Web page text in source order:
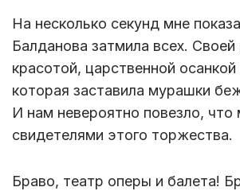
На несколько секунд мне
Балданова затмила всех. Своей
красотой, царственной осанкой
которая заставила мурашки
И нам невероятно повезло, что
свидетелями этого торжества.
Браво, театр оперы и балета!